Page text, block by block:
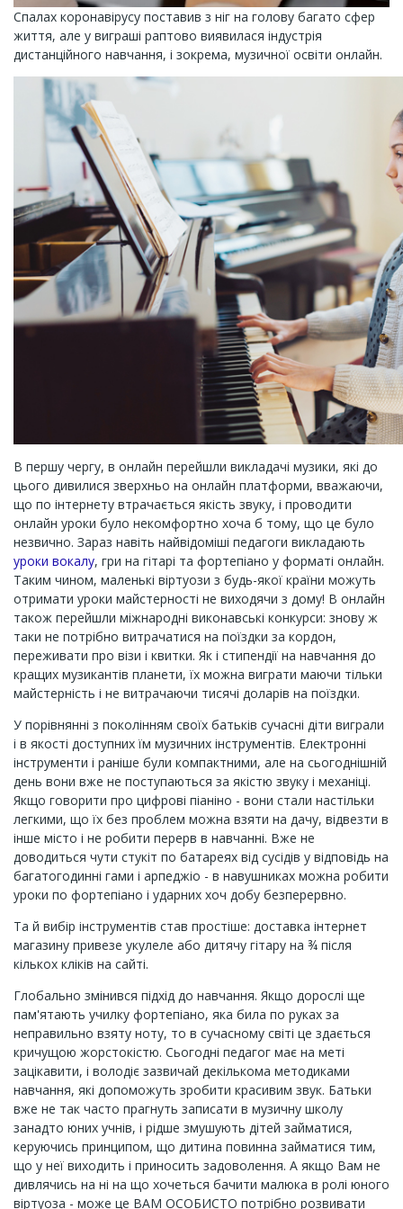
Спалах коронавірусу поставив з ніг на голову багато сфер
життя, але у виграші раптово виявилася індустрія
дистанційного навчання, і зокрема, музичної освіти онлайн.
В першу чергу, в онлайн перейшли викладачі музики, які до
цього дивилися зверхньо на онлайн платформи, вважаючи,
що по інтернету втрачається якість звуку, і проводити
онлайн уроки було некомфортно хоча б тому, що це було
незвично. Зараз навіть найвідоміші педагоги викладають
уроки вокалу, гри на гітарі та фортепіано у форматі онлайн.
Таким чином, маленькі віртуози з будь-якої країни можуть
отримати уроки майстерності не виходячи з дому! В онлайн
також перейшли міжнародні виконавські конкурси: знову ж
таки не потрібно витрачатися на поїздки за кордон,
переживати про візи і квитки. Як і стипендії на навчання до
кращих музикантів планети, їх можна виграти маючи тільки
майстерність і не витрачаючи тисячі доларів на поїздки.
У порівнянні з поколінням своїх батьків сучасні діти виграли
і в якості доступних їм музичних інструментів. Електронні
інструменти і раніше були компактними, але на сьогоднішній
день вони вже не поступаються за якістю звуку і механіці.
Якщо говорити про цифрові піаніно - вони стали настільки
легкими, що їх без проблем можна взяти на дачу, відвезти в
інше місто і не робити перерв в навчанні. Вже не
доводиться чути стукіт по батареях від сусідів у відповідь на
багатогодинні гами і арпеджіо - в навушниках можна робити
уроки по фортепіано і ударних хоч добу безперервно.
Та й вибір інструментів став простіше: доставка інтернет
магазину привезе укулеле або дитячу гітару на ¾ після
кількох кліків на сайті.
Глобально змінився підхід до навчання. Якщо дорослі ще
пам'ятають училку фортепіано, яка била по руках за
неправильно взяту ноту, то в сучасному світі це здається
кричущою жорстокістю. Сьогодні педагог має на меті
зацікавити, і володіє зазвичай декількома методиками
навчання, які допоможуть зробити красивим звук. Батьки
вже не так часто прагнуть записати в музичну школу
занадто юних учнів, і рідше змушують дітей займатися,
керуючись принципом, що дитина повинна займатися тим,
що у неї виходить і приносить задоволення. А якщо Вам не
дивлячись на ні на що хочеться бачити малюка в ролі юного
віртуоза - може це ВАМ ОСОБИСТО потрібно розвивати